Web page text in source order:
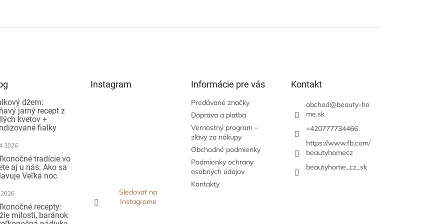
džem:
jarný recept z
kvetov +
fialky
tradície vo
aj u nás: Ako sa
Veľká noc
recepty:
milosti, baránok
Instagram
Sledovať na
Instagrame
Informácie pre vás
Predávané značky
Doprava a platba
Vernostný program –
zľavy za nákupy
Obchodné podmienky
Podmienky ochrany
osobných údajov
Kontakty
Kontakt
obchod@beauty-ho
me.sk
+420777734466
https://www.fb.com/
beautyhomecz
beautyhome_cz_sk